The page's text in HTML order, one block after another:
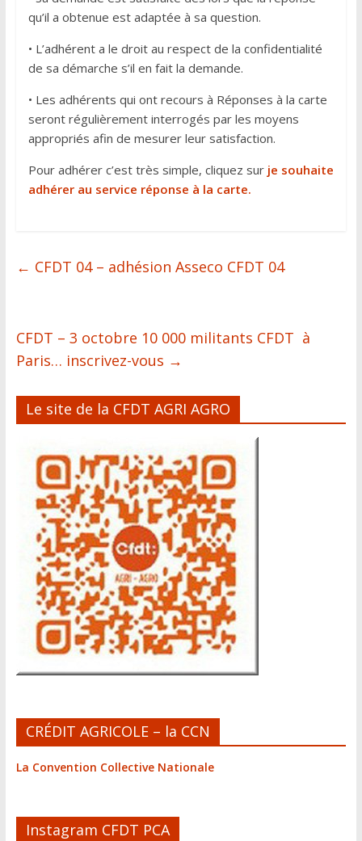
qu’il a obtenue est adaptée à sa question.
• L’adhérent a le droit au respect de la confidentialité
de sa démarche s’il en fait la demande.
• Les adhérents qui ont recours à Réponses à la carte
seront régulièrement interrogés par les moyens
appropriés afin de mesurer leur satisfaction.
Pour adhérer c’est très simple, cliquez sur je souhaite
adhérer au service réponse à la carte.
← CFDT 04 – adhésion Asseco CFDT 04
CFDT – 3 octobre 10 000 militants CFDT à
Paris… inscrivez-vous →
Le site de la CFDT AGRI AGRO
CRÉDIT AGRICOLE – la CCN
La Convention Collective Nationale
Instagram CFDT PCA